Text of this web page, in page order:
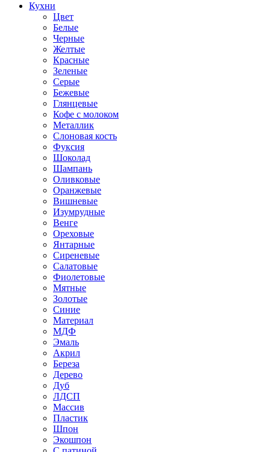
Кухни
Цвет
Белые
Черные
Желтые
Красные
Зеленые
Серые
Бежевые
Глянцевые
Кофе с молоком
Металлик
Слоновая кость
Фуксия
Шоколад
Шампань
Оливковые
Оранжевые
Вишневые
Изумрудные
Венге
Ореховые
Янтарные
Сиреневые
Салатовые
Фиолетовые
Мятные
Золотые
Синие
Материал
МДФ
Эмаль
Акрил
Береза
Дерево
Дуб
ЛДСП
Массив
Пластик
Шпон
Экошпон